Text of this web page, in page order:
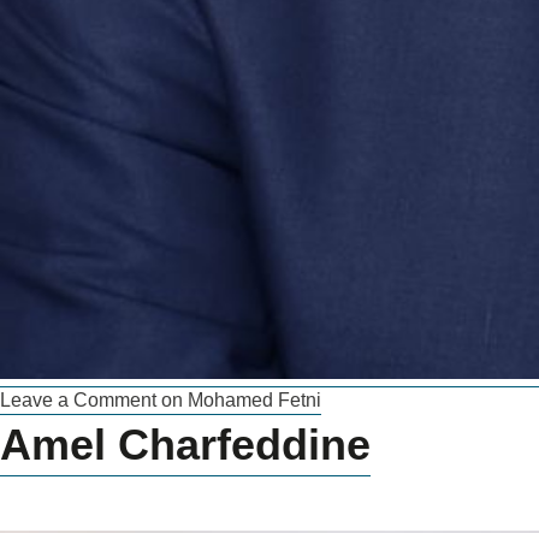
Leave a Commenton Mohamed Fetni
Amel Charfeddine